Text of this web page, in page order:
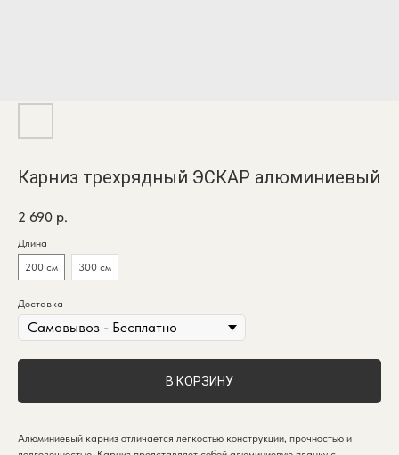
Карниз трехрядный ЭСКАР алюминиевый
2 690 р.
Длина
200 см
300 см
Доставка
В КОРЗИНУ
Алюминиевый карниз отличается легкостью конструкции, прочностью и